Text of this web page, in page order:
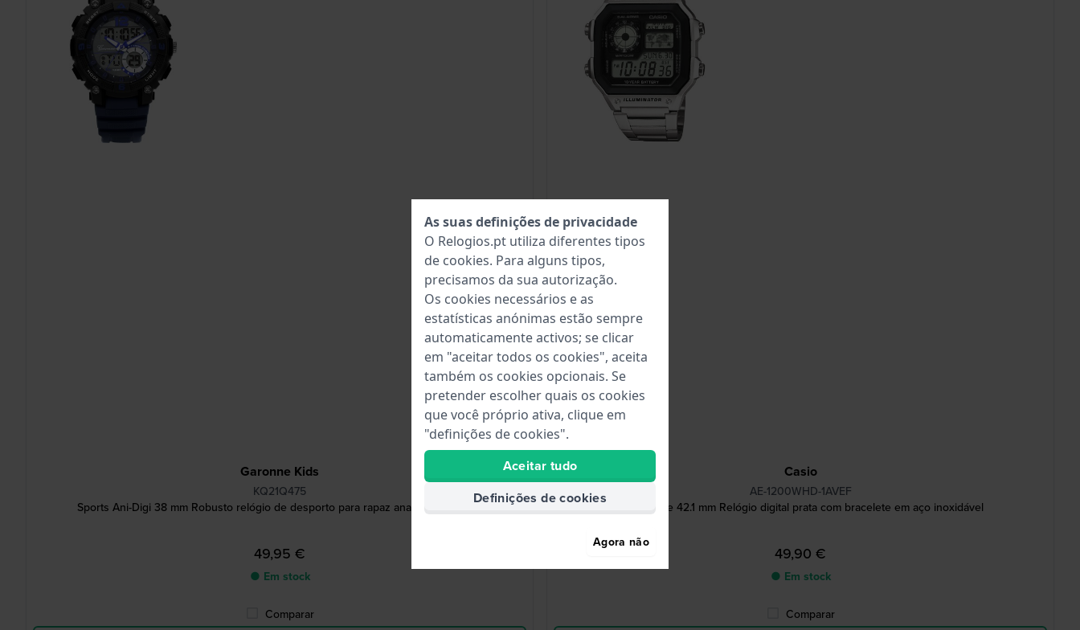
Garonne Kids
KQ21Q475
Sports Ani-Digi 38 mm Robusto relógio de desporto para rapaz analógico e digital
49,95 €
● Em stock
Comparar
Casio
AE-1200WHD-1AVEF
World Time 42.1 mm Relógio digital prata com bracelete em aço inoxidável
49,90 €
● Em stock
Comparar
As suas definições de privacidade
O Relogios.pt utiliza diferentes tipos
de cookies. Para alguns tipos,
precisamos da sua autorização.
Os cookies necessários e as
estatísticas anónimas estão sempre
automaticamente activos; se clicar
em "aceitar todos os cookies", aceita
também os cookies opcionais. Se
pretender escolher quais os cookies
que você próprio ativa, clique em
"definições de cookies".
Aceitar tudo
Definições de cookies
Agora não